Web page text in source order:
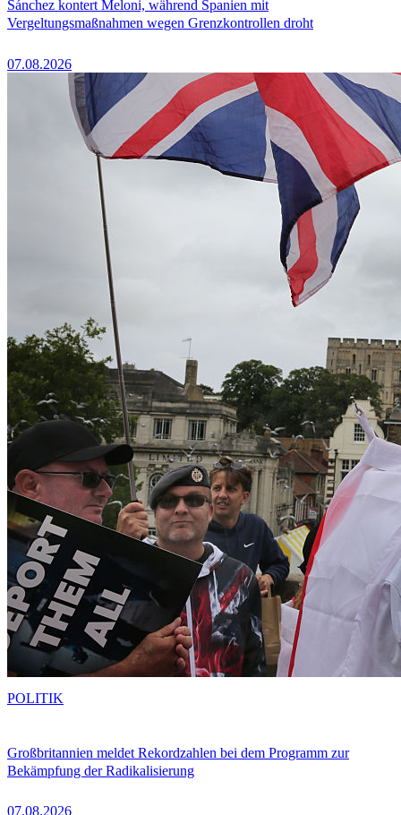
Sánchez kontert Meloni, während Spanien mit
Vergeltungsmaßnahmen wegen Grenzkontrollen droht
07.08.2026
Großbritannien meldet Rekordzahlen bei dem Programm zur
Bekämpfung der Radikalisierung
07.08.2026
POLITIK